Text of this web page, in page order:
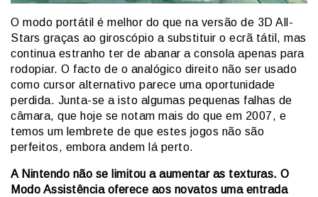
O modo portátil é melhor do que na versão de 3D All-
Stars graças ao giroscópio a substituir o ecrã tátil, mas
continua estranho ter de abanar a consola apenas para
rodopiar. O facto de o analógico direito não ser usado
como cursor alternativo parece uma oportunidade
perdida. Junta-se a isto algumas pequenas falhas de
câmara, que hoje se notam mais do que em 2007, e
temos um lembrete de que estes jogos não são
perfeitos, embora andem lá perto.
A Nintendo não se limitou a aumentar as texturas. O
Modo Assistência oferece aos novatos uma entrada